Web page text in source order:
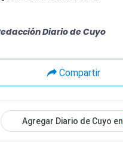
Diario de Cuyo
Compartir
Agregar Diario de Cuyo en